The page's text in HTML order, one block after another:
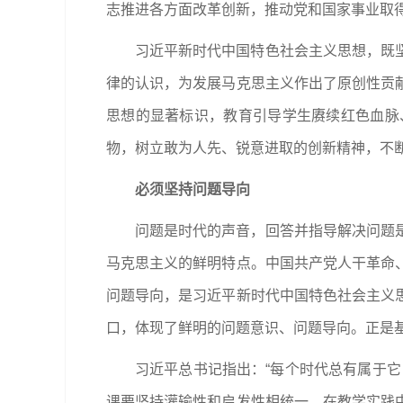
志推进各方面改革创新，推动党和国家事业取
习近平新时代中国特色社会主义思想，
律的认识，为发展马克思主义作出了原创性
思想的显著标识，教育引导学生赓续红色血
物，树立敢为人先、锐意进取的创新精神，不
必须坚持问题导向
问题是时代的声音，回答并指导解决问
马克思主义的鲜明特点。中国共产党人干革
问题导向，是习近平新时代中国特色社会主
口，体现了鲜明的问题意识、问题导向。正
习近平总书记指出：“每个时代总有属于